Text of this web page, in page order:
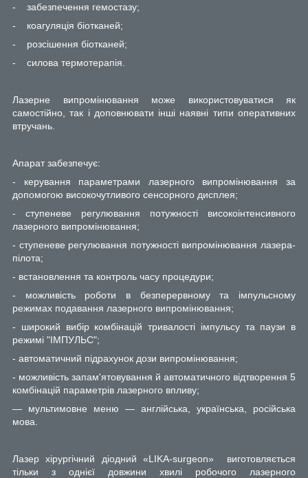
-
забезпечення гемостазу;
-
коагуляція біотканей;
-
розсішення біотканей;
-
силова термотерапія.
Лазерне випромінювання може використовуватися як
самостійно, так і доповнювати інші наявні типи оперативних
втручань.
Апарат забезпечує:
- керування параметрами лазерного випромінювання за
допомогою високочутливого сенсорного дисплея;
- ступеневе регулювання потужності високоінтенсивного
лазерного випромінювання;
- ступеневе регулювання потужності випромінювання лазера-
пілота;
- встановлення та контроль часу процедури;
- можливість роботи в безперервному та імпульсному
режимах подавання лазерного випромінювання;
- широкий вибір комбінацій тривалості імпульсу та паузи в
режимі "ІМПУЛЬС";
- автоматичний підрахунок дози випромінювання;
- можливість запам'ятовування й автоматичного відтворення 5
комбінацій параметрів лазерного впливу;
— мультимовне меню — англійська, українська, російська
мова.
Лазер хірургічний діодний «LIKA-surgeon»
виготовляється
тільки з однієї довжини хвилі робочого лазерного